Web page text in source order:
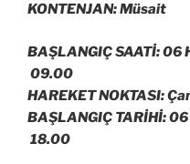
KONTENJAN: Müsait
BAŞLANGIÇ SAATİ:
09.00
HAREKET NOKTASI:
BAŞLANGIÇ TARİHİ:
18.00